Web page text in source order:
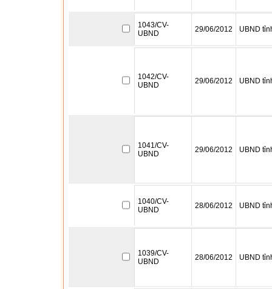
1043/CV-
UBND
29/06/2012 UBND
1042/CV-
UBND
29/06/2012 UBND
1041/CV-
UBND
29/06/2012 UBND
1040/CV-
UBND
28/06/2012 UBND
1039/CV-
UBND
28/06/2012 UBND